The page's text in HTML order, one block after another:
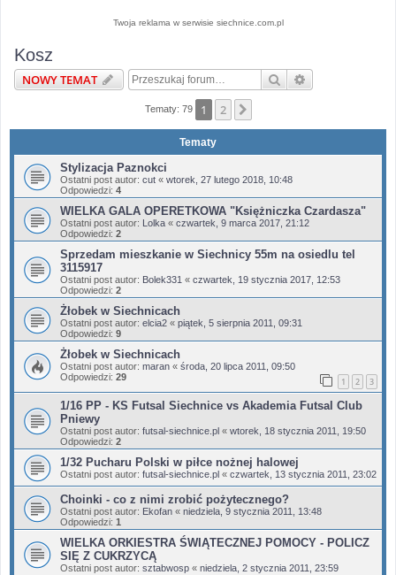
Twoja reklama w serwisie siechnice.com.pl
Kosz
NOWY TEMAT Szukaj
Tematy: 79 1 2
Tematy
Stylizacja Paznokci
Ostatni post autor: cut « wtorek, 27 lutego 2018, 10:48
Odpowiedzi: 4
WIELKA GALA OPERETKOWA "Księżniczka Czardasza"
Ostatni post autor: Lolka « czwartek, 9 marca 2017, 21:12
Odpowiedzi: 2
Sprzedam mieszkanie w Siechnicy 55m na osiedlu tel
3115917
Ostatni post autor: Bolek331 « czwartek, 19 stycznia 2017, 12:53
Odpowiedzi: 2
Żłobek w Siechnicach
Ostatni post autor: elcia2 « piątek, 5 sierpnia 2011, 09:31
Odpowiedzi: 9
Żłobek w Siechnicach
Ostatni post autor: maran « środa, 20 lipca 2011, 09:50
Odpowiedzi: 29 1 2 3
1/16 PP - KS Futsal Siechnice vs Akademia Futsal Club
Pniewy
Ostatni post autor: futsal-siechnice.pl « wtorek, 18 stycznia 2011, 19:50
Odpowiedzi: 2
1/32 Pucharu Polski w piłce nożnej halowej
Ostatni post autor: futsal-siechnice.pl « czwartek, 13 stycznia 2011, 23:02
Choinki - co z nimi zrobić pożytecznego?
Ostatni post autor: Ekofan « niedziela, 9 stycznia 2011, 13:48
Odpowiedzi: 1
WIELKA ORKIESTRA ŚWIĄTECZNEJ POMOCY - POLICZ
SIĘ Z CUKRZYCĄ
Ostatni post autor: sztabwosp « niedziela, 2 stycznia 2011, 23:59